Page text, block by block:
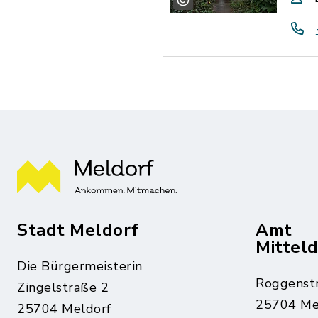
Stadt Meldorf
Die Bürgermeisterin
Zingelstraße 2
25704 Meldorf
Amt
25704